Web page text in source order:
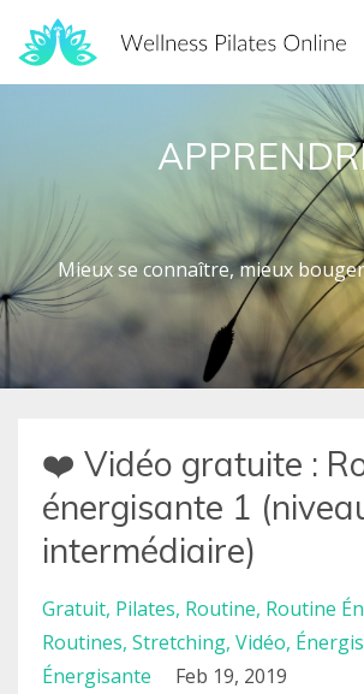
Mieux se connaître, mieux
❤️ Vidéo gratuite :
énergisante 1
intermédiaire)
Gratuit Pilates Routine Routine
Routines Stretching Vidéo
Énergisante
Feb 19, 2019